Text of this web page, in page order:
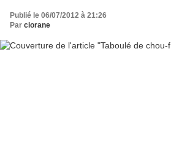
Publié le 06/07/2012 à 21:26
Par ciorane